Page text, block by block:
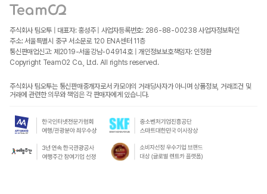
주식회사 팀오투 | 대표자: 홍성주 | 사업자등록번호: 286-88-00238 사업자정보확인
주소: 서울특별시 중구 서소문로 120 ENA센터 11층
통신판매업신고: 제2019-서울강남-04914호 | 개인정보보호책임자: 인정환
Copyright TeamO2 Co., Ltd. All rights reserved.
주식회사 팀오투는 통신판매중개자로서 카모아의 거래당사자가 아니며 상품정보, 거래조건 및
거래에 관련한 의무와 책임은 각 판매자에게 있습니다.